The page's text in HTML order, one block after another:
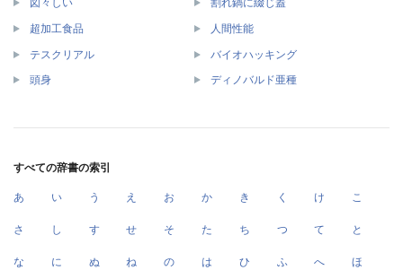
図々しい 割れ鍋に綴じ蓋
超加工食品 人間性能
テスクリアル バイオハッキング
頭身 ディノバルド亜種
すべての辞書の索引
あ い う え お か き く け こ
さ し す せ そ た ち つ て と
な に ぬ ね の は ひ ふ へ ほ